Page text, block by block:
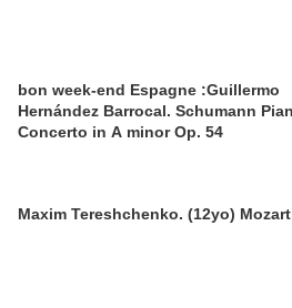
bon week-end Espagne :Guillermo
Hernández Barrocal. Schumann Piano
Concerto in A minor Op. 54
Maxim Tereshchenko. (12yo) Mozart